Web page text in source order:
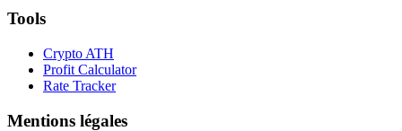
Tools
Crypto ATH
Profit Calculator
Rate Tracker
Mentions légales